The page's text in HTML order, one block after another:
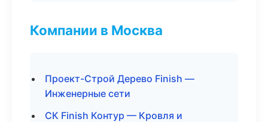
Компании в Москва
Проект-Строй Дерево Finish —
Инженерные сети
СК Finish Контур — Кровля и